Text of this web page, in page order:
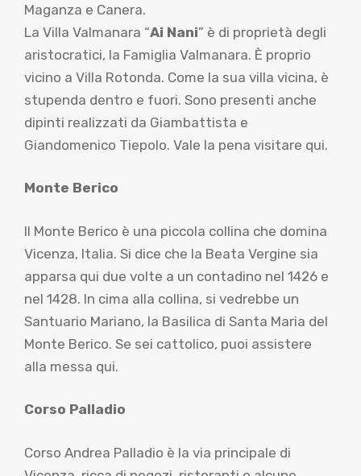
Maganza e Canera.
La Villa Valmanara “Ai Nani” è di proprietà degli
aristocratici, la Famiglia Valmanara. È proprio
vicino a Villa Rotonda. Come la sua villa vicina, è
stupenda dentro e fuori. Sono presenti anche
dipinti realizzati da Giambattista e
Giandomenico Tiepolo. Vale la pena visitare qui.
Monte Berico
Il Monte Berico è una piccola collina che domina
Vicenza, Italia. Si dice che la Beata Vergine sia
apparsa qui due volte a un contadino nel 1426 e
nel 1428. In cima alla collina, si vedrebbe un
Santuario Mariano, la Basilica di Santa Maria del
Monte Berico. Se sei cattolico, puoi assistere
alla messa qui.
Corso Palladio
Corso Andrea Palladio è la via principale di